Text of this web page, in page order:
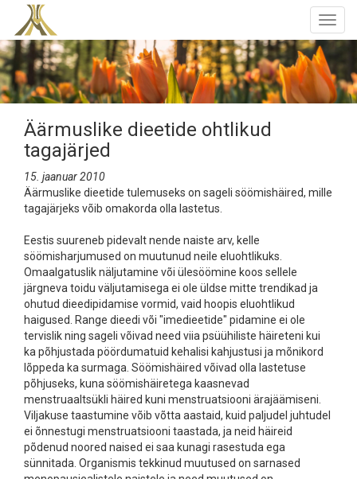
Äärmuslike dieetide ohtlikud
tagajärjed
15. jaanuar 2010
Äärmuslike dieetide tulemuseks on sageli söömishäired, mille
tagajärjeks võib omakorda olla lastetus.
Eestis suureneb pidevalt nende naiste arv, kelle
söömisharjumused on muutunud neile eluohtlikuks.
Omaalgatuslik näljutamine või ülesöömine koos sellele
järgneva toidu väljutamisega ei ole üldse mitte trendikad ja
ohutud dieedipidamise vormid, vaid hoopis eluohtlikud
haigused. Range dieedi või "imedieetide" pidamine ei ole
tervislik ning sageli võivad need viia psüühiliste häireteni kui
ka põhjustada pöördumatuid kehalisi kahjustusi ja mõnikord
lõppeda ka surmaga. Söömishäired võivad olla lastetuse
põhjuseks, kuna söömishäiretega kaasnevad
menstruaaltsükli häired kuni menstruatsiooni ärajäämiseni.
Viljakuse taastumine võib võtta aastaid, kuid paljudel juhtudel
ei õnnestugi menstruatsiooni taastada, ja neid häireid
põdenud noored naised ei saa kunagi rasestuda ega
sünnitada. Organismis tekkinud muutused on sarnased